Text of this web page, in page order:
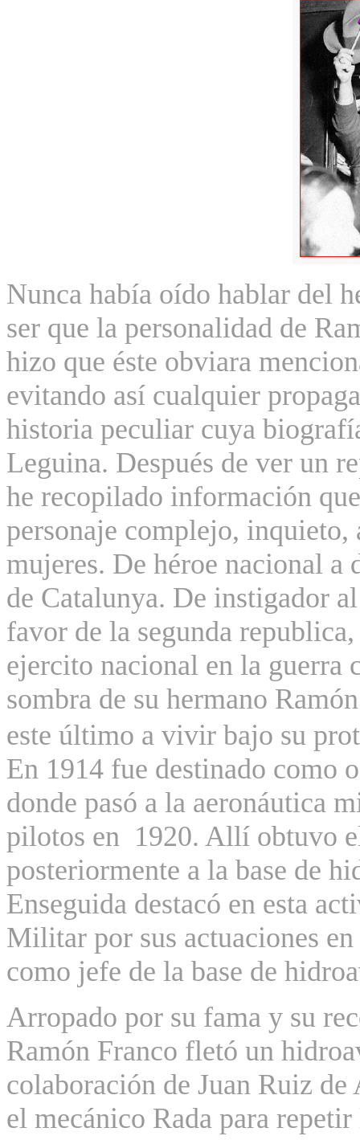
Nunca había oído hablar del
ser que la personalidad de
hizo que éste obviara
evitando así cualquier
historia peculiar cuya
Leguina. Después de ver un
he recopilado información
personaje complejo, inquieto,
mujeres. De héroe nacional a
de Catalunya. De instigador
favor de la segunda
ejercito nacional en la guerra
sombra de su hermano
este último a vivir bajo su
En 1914 fue destinado como
donde pasó a la aeronáutica
pilotos en 1920. Allí obtuvo
posteriormente a la base de
Enseguida destacó en esta
Militar por sus actuaciones
como jefe de la base de
Arropado por su fama y su
Ramón Franco fletó un
colaboración de Juan Ruiz
el mecánico Rada para